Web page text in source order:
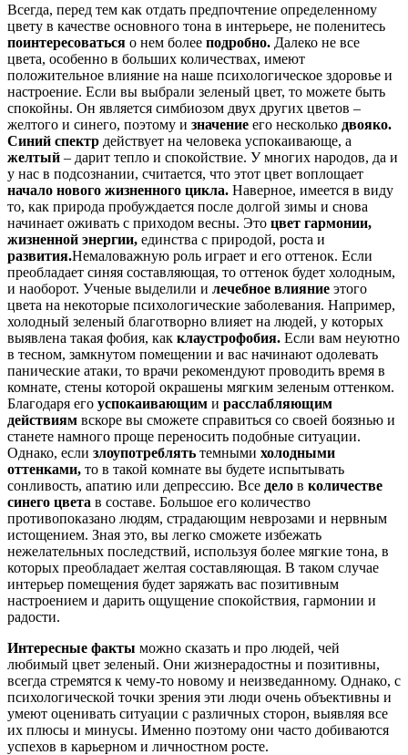
Всегда, перед тем как отдать предпочтение определенному
цвету в качестве основного тона в интерьере, не поленитесь
поинтересоваться о нем более подробно. Далеко не все
цвета, особенно в больших количествах, имеют
положительное влияние на наше психологическое здоровье и
настроение. Если вы выбрали зеленый цвет, то можете быть
спокойны. Он является симбиозом двух других цветов –
желтого и синего, поэтому и значение его несколько двояко.
Синий спектр действует на человека успокаивающе, а
желтый – дарит тепло и спокойствие. У многих народов, да и
у нас в подсознании, считается, что этот цвет воплощает
начало нового жизненного цикла. Наверное, имеется в виду
то, как природа пробуждается после долгой зимы и снова
начинает оживать с приходом весны. Это цвет гармонии,
жизненной энергии, единства с природой, роста и
развития.Немаловажную роль играет и его оттенок. Если
преобладает синяя составляющая, то оттенок будет холодным,
и наоборот. Ученые выделили и лечебное влияние этого
цвета на некоторые психологические заболевания. Например,
холодный зеленый благотворно влияет на людей, у которых
выявлена такая фобия, как клаустрофобия. Если вам неуютно
в тесном, замкнутом помещении и вас начинают одолевать
панические атаки, то врачи рекомендуют проводить время в
комнате, стены которой окрашены мягким зеленым оттенком.
Благодаря его успокаивающим и расслабляющим
действиям вскоре вы сможете справиться со своей боязнью и
станете намного проще переносить подобные ситуации.
Однако, если злоупотреблять темными холодными
оттенками, то в такой комнате вы будете испытывать
сонливость, апатию или депрессию. Все дело в количестве
синего цвета в составе. Большое его количество
противопоказано людям, страдающим неврозами и нервным
истощением. Зная это, вы легко сможете избежать
нежелательных последствий, используя более мягкие тона, в
которых преобладает желтая составляющая. В таком случае
интерьер помещения будет заряжать вас позитивным
настроением и дарить ощущение спокойствия, гармонии и
радости.
Интересные факты можно сказать и про людей, чей
любимый цвет зеленый. Они жизнерадостны и позитивны,
всегда стремятся к чему-то новому и неизведанному. Однако, с
психологической точки зрения эти люди очень объективны и
умеют оценивать ситуации с различных сторон, выявляя все
их плюсы и минусы. Именно поэтому они часто добиваются
успехов в карьерном и личностном росте.